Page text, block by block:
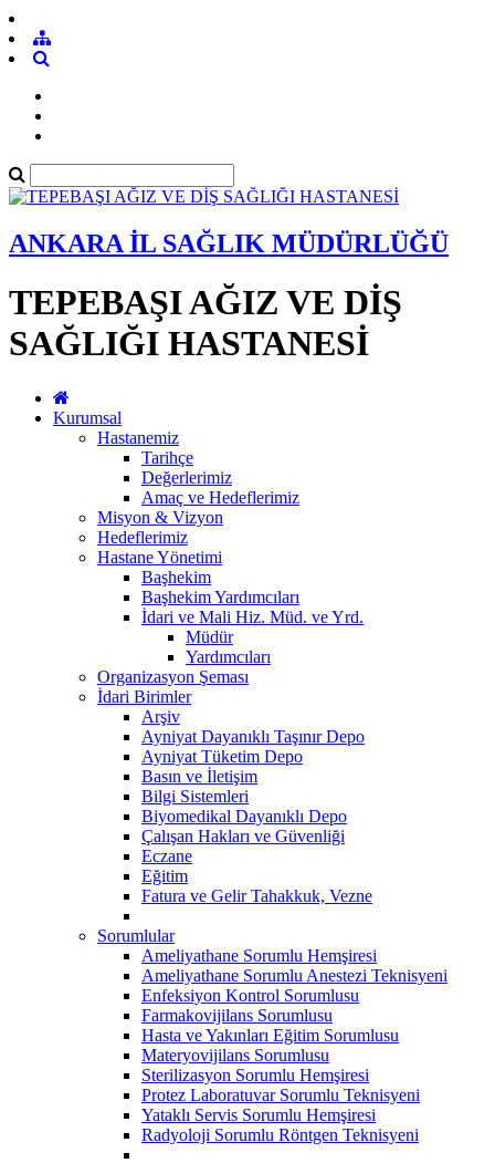
ANKARA İL SAĞLIK MÜDÜRLÜĞÜ
TEPEBAŞI AĞIZ VE DİŞ
SAĞLIĞI HASTANESİ
Kurumsal
Hastanemiz
Tarihçe
Değerlerimiz
Amaç ve Hedeflerimiz
Misyon & Vizyon
Hedeflerimiz
Hastane Yönetimi
Başhekim
Başhekim Yardımcıları
İdari ve Mali Hiz. Müd. ve Yrd.
Müdür
Yardımcıları
Organizasyon Şeması
İdari Birimler
Arşiv
Ayniyat Dayanıklı Taşınır Depo
Ayniyat Tüketim Depo
Basın ve İletişim
Bilgi Sistemleri
Biyomedikal Dayanıklı Depo
Çalışan Hakları ve Güvenliği
Eczane
Eğitim
Fatura ve Gelir Tahakkuk, Vezne
Sorumlular
Ameliyathane Sorumlu Hemşiresi
Ameliyathane Sorumlu Anestezi Teknisyeni
Enfeksiyon Kontrol Sorumlusu
Farmakovijilans Sorumlusu
Hasta ve Yakınları Eğitim Sorumlusu
Materyovijilans Sorumlusu
Sterilizasyon Sorumlu Hemşiresi
Protez Laboratuvar Sorumlu Teknisyeni
Yataklı Servis Sorumlu Hemşiresi
Radyoloji Sorumlu Röntgen Teknisyeni